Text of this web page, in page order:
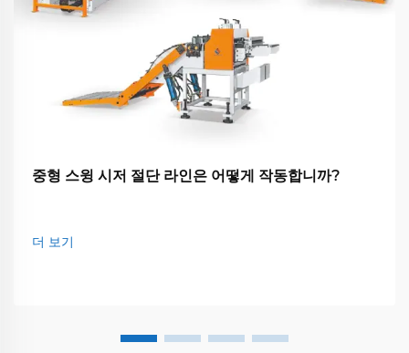
중형 스윙 시저 절단 라인은 어떻게 작동합니까?
더 보기